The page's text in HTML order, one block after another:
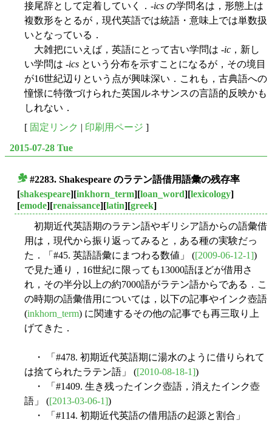
接尾辞として定着していく．-ics の学問名は，形態上は
複数形をとるが，現代英語では統語・意味上では単数扱
いとなっている．
大雑把にいえば，英語にとって古い学問は -ic ，新し
い学問は -ics という分布を示すことになるが，その境目
が16世紀辺りという点が興味深い．これも，古典語への
憧憬に特徴づけられた英国ルネサンスの言語的反映かも
しれない．
[ 固定リンク | 印刷用ページ ]
2015-07-28 Tue
#2283. Shakespeare のラテン語借用語彙の残存率
[shakespeare][inkhorn_term][loan_word][lexicology]
[emode][renaissance][latin][greek]
初期近代英語期のラテン語やギリシア語からの語彙借
用は，現代から振り返ってみると，ある種の実験だっ
た．「#45. 英語語彙にまつわる数値」 ([2009-06-12-1])
で見た通り，16世紀に限っても13000語ほどが借用さ
れ，その半分以上の約7000語がラテン語からである．こ
の時期の語彙借用については，以下の記事やインク壺語
(inkhorn_term) に関連するその他の記事でも再三取り上
げてきた．
・ 「#478. 初期近代英語期に湯水のように借りられて
は捨てられたラテン語」 ([2010-08-18-1])
・ 「#1409. 生き残ったインク壺語，消えたインク壺
語」 ([2013-03-06-1])
・ 「#114. 初期近代英語の借用語の起源と割合」